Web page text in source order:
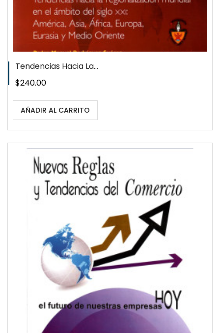
Tendencias Hacia La...
Precio
$240.00
AÑADIR AL CARRITO